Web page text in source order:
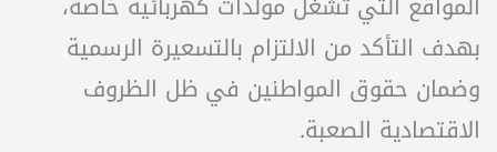
بهدف التأكد من الالتزام بالتسعيرة الرسمية
وضمان حقوق المواطنين في ظل الظروف
الاقتصادية الصعبة.